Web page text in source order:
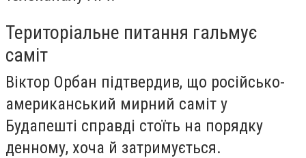
Територіальне питання гальмує
саміт
Віктор Орбан підтвердив, що російсько-
американський мирний саміт у
Будапешті справді стоїть на порядку
денному, хоча й затримується.